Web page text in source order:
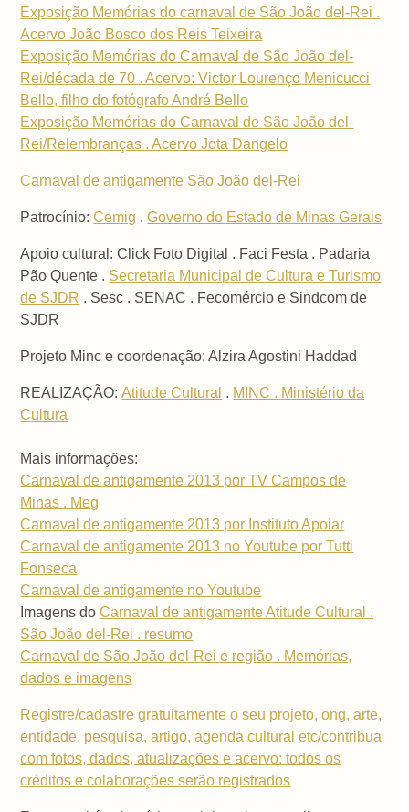
Exposição Memórias do carnaval de São João del-Rei .
Acervo João Bosco dos Reis Teixeira
Exposição Memórias do Carnaval de São João del-
Rei/década de 70 . Acervo: Victor Lourenço Menicucci
Bello, filho do fotógrafo André Bello
Exposição Memórias do Carnaval de São João del-
Rei/Relembranças . Acervo Jota Dangelo
Carnaval de antigamente São João del-Rei
Patrocínio:Cemig .Governo do Estado de Minas Gerais
Apoio cultural: Click Foto Digital . Faci Festa . Padaria
Pão Quente . Secretaria Municipal de Cultura e Turismo
de SJDR . Sesc . SENAC . Fecomércio e Sindcom de
SJDR
Projeto Minc e coordenação: Alzira Agostini Haddad
REALIZAÇÃO:Atitude Cultural . MINC . Ministério da
Cultura
Mais informações:
Carnaval de antigamente 2013 por TV Campos de
Minas . Meg
Carnaval de antigamente 2013 por Instituto Apoiar
Carnaval de antigamente 2013 no Youtube por Tutti
Fonseca
Carnaval de antigamente no Youtube
Imagens doCarnaval de antigamente Atitude Cultural .
São João del-Rei . resumo
Carnaval de São João del-Rei e região . Memórias,
dados e imagens
Registre/cadastre gratuitamente o seu projeto, ong, arte,
entidade, pesquisa, artigo, agenda cultural etc/contribua
com fotos, dados, atualizações e acervo: todos os
créditos e colaborações serão registrados